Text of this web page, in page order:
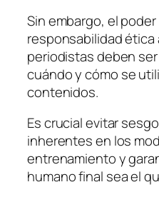
Sin embargo, el
responsabilidad ética
periodistas deben
cuándo y cómo se
contenidos.
Es crucial evitar
inherentes en los
entrenamiento y
humano final sea el